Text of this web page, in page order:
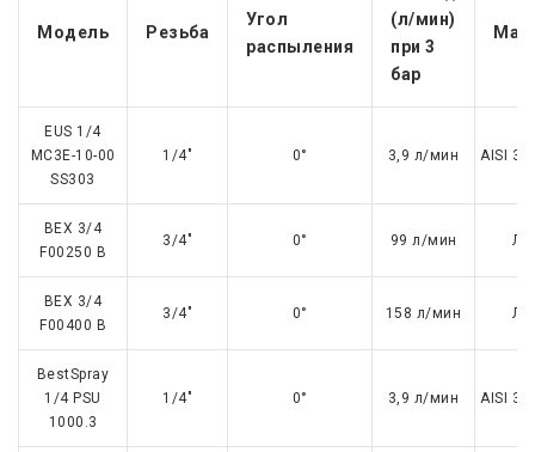
Модель Резьба
Угол
распыления
(л/мин)
при 3
бар
EUS 1/4
MC3E-10-00
SS303
1/4" 0° 3,9 л/мин AISI
BEX 3/4
F00250 B
3/4" 0° 99 л/мин
BEX 3/4
F00400 B
3/4" 0° 158 л/мин
BestSpray
1/4 PSU
1000.3
1/4" 0° 3,9 л/мин AISI